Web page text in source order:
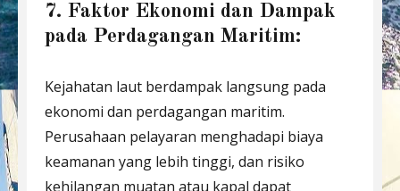
7. Faktor Ekonomi dan Dampak
pada Perdagangan Maritim:
Kejahatan laut berdampak langsung pada
ekonomi dan perdagangan maritim.
Perusahaan pelayaran menghadapi biaya
keamanan yang lebih tinggi, dan risiko
kehilangan muatan atau kapal dapat